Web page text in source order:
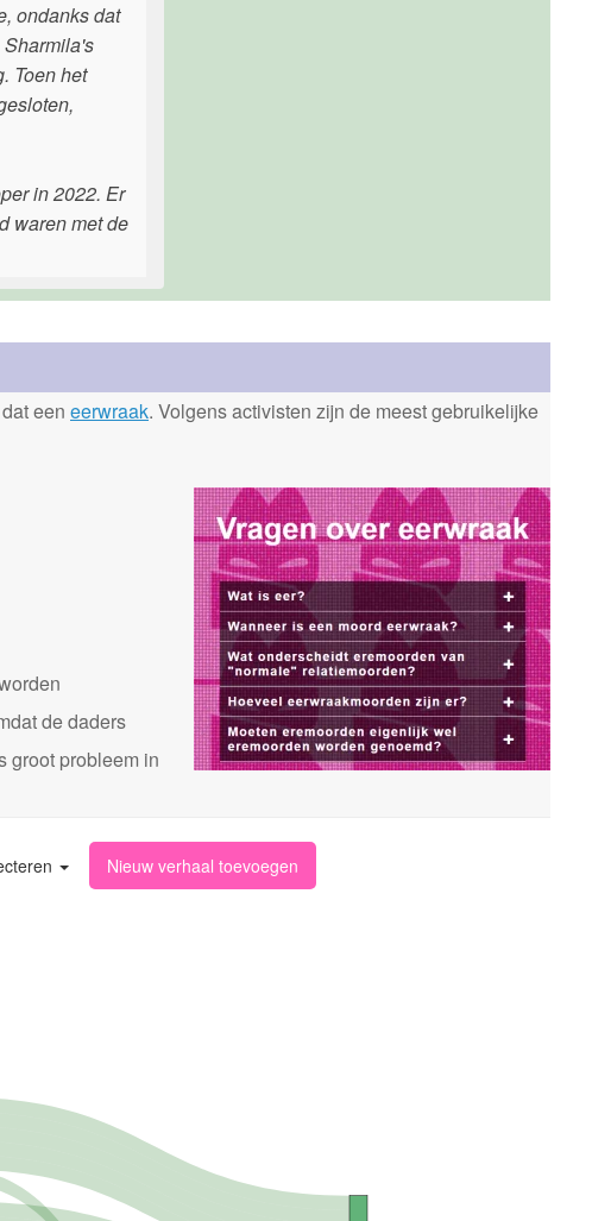
ondanks dat
Toen het
in 2022. Er
waren met de
een eerwraak. Volgens activisten zijn de meest gebruikelijke
de daders
groot probleem in